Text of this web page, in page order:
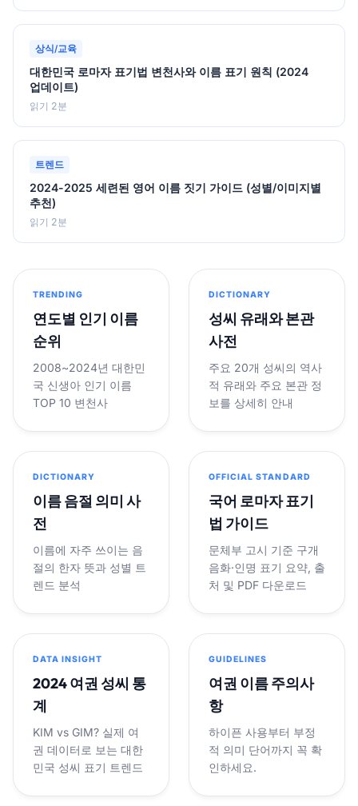
상식/교육
대한민국 로마자 표기법 변천사와 이름 표기 원칙 (2024
업데이트)
읽기 2분
트렌드
2024-2025 세련된 영어 이름 짓기 가이드 (성별/이미지별
추천)
읽기 2분
TRENDING
연도별 인기 이름
순위
2008~2024년 대한민
국 신생아 인기 이름
TOP 10 변천사
DICTIONARY
성씨 유래와 본관
사전
주요 20개 성씨의 역사
적 유래와 주요 본관 정
보를 상세히 안내
DICTIONARY
이름 음절 의미 사
전
이름에 자주 쓰이는 음
절의 한자 뜻과 성별 트
렌드 분석
OFFICIAL STANDARD
국어 로마자 표기
법 가이드
문체부 고시 기준 구개
음화·인명 표기 요약, 출
처 및 PDF 다운로드
DATA INSIGHT
2024 여권 성씨 통
계
KIM vs GIM? 실제 여
권 데이터로 보는 대한
민국 성씨 표기 트렌드
GUIDELINES
여권 이름 주의사
항
하이픈 사용부터 부정
적 의미 단어까지 꼭 확
인하세요.